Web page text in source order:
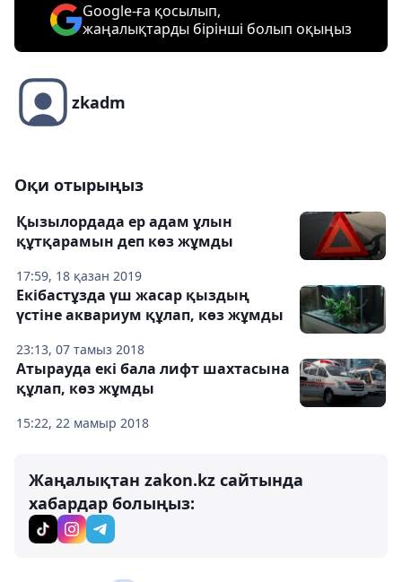
Google-ға қосылып,
жаңалықтарды бірінші болып оқыңыз
zkadm
Оқи отырыңыз
17:59, 18 қазан 2019
Қызылордада ер адам ұлын
құтқарамын деп көз жұмды
23:13, 07 тамыз 2018
Екібастұзда үш жасар қыздың
үстіне аквариум құлап, көз жұмды
15:22, 22 мамыр 2018
Атырауда екі бала лифт шахтасына
құлап, көз жұмды
Жаңалықтан zakon.kz сайтында
хабардар болыңыз: